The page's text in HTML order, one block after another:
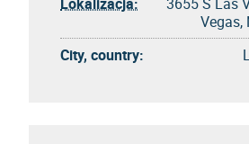
Vegas,
City, country: